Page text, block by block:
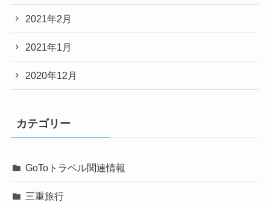
2021年2月
2021年1月
2020年12月
カテゴリー
GoToトラベル関連情報
三重旅行